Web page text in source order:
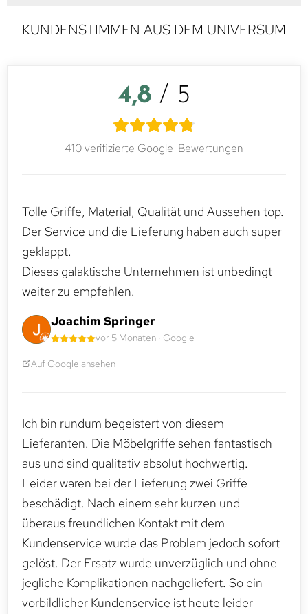
KUNDENSTIMMEN AUS DEM UNIVERSUM
4,8 / 5
410 verifizierte Google-Bewertungen
Tolle Griffe, Material, Qualität und Aussehen top.
Der Service und die Lieferung haben auch super
geklappt.
Dieses galaktische Unternehmen ist unbedingt
weiter zu empfehlen.
Joachim Springer
vor 5 Monaten · Google
Auf Google ansehen
Ich bin rundum begeistert von diesem
Lieferanten. Die Möbelgriffe sehen fantastisch
aus und sind qualitativ absolut hochwertig.
Leider waren bei der Lieferung zwei Griffe
beschädigt. Nach einem sehr kurzen und
überaus freundlichen Kontakt mit dem
Kundenservice wurde das Problem jedoch sofort
gelöst. Der Ersatz wurde unverzüglich und ohne
jegliche Komplikationen nachgeliefert. So ein
vorbildlicher Kundenservice ist heute leider